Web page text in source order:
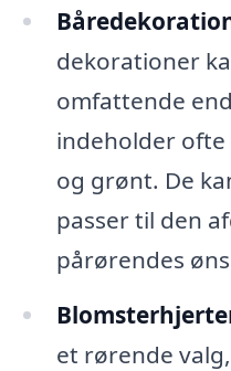
dekorationer
omfattende
indeholder
og grønt. De
passer til den
pårørendes
et rørende